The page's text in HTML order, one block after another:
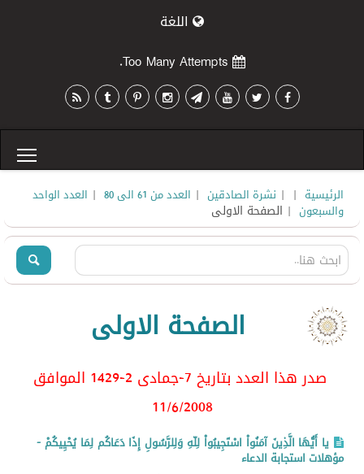
اللغة
Too Many Attempts.
الرئيسية |
| نشرة الصادقين | العدد من 61 الى 80 | العدد الواحد
والسبعون | الصفحة الاولى
الصفحة الاولى
صدر هذا العدد بتاريخ 7-جمادى 2-1429 الموافق
11/6/2008
يا أَيُّهَا الَّذِينَ آمَنُواْ اسْتَجِيبُواْ لِلّهِ وَلِلرَّسُولِ إِذَا دَعَاكُم لِمَا يُحْيِيكُمْ -
مؤهلات استجابة الدعاء